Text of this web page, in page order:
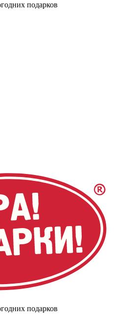
подарков
подарков